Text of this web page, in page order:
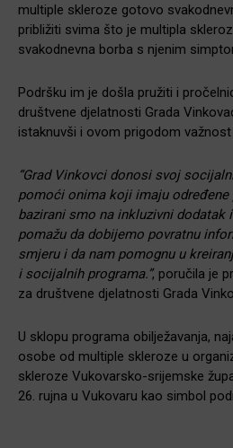
multiple skleroze gotovo
približiti svima što je multipla
svakodnevna borba s njenim
Podršku im je došla pružiti i
društvene djelatnosti Grada
istaknuvši i ovom prigodom
“Grad Vinkovci donosi svoj
pomoći onima koji imaju
bazirani smo na inkluzivni dodatak
pomažu da dobijemo povratnu
smjeru i da nam pomognu u
i socijalnih programa.”, poručila je
za društvene djelatnosti Grada
U sklopu programa obilježavanja,
osobe od multiple skleroze u
skleroze Vukovarsko-srijemske
26. rujna u Vukovaru kao simbol